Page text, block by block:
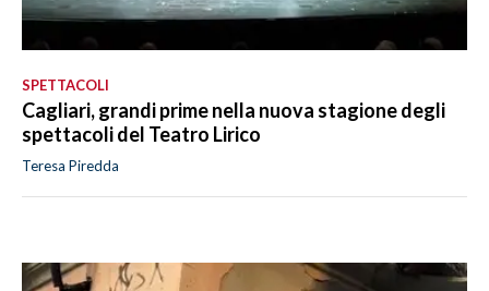
SPETTACOLI
Cagliari, grandi prime nella nuova stagione degli
spettacoli del Teatro Lirico
Teresa Piredda